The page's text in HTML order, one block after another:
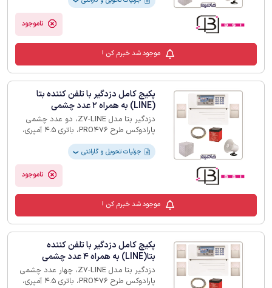
ناموجود
موجود شد خبرم کن !
پکیج کامل دزدگیر با تلفن کننده بتا
(LINE) به همراه 2 عدد چشمی
دزدگیر بتا مدل Z7-LINE، دو عدد چشمی
پارادوکس طرح PRO476، باتری 4.5 آمپری،
جزئیات تحویل و گارانتی ❯
ناموجود
موجود شد خبرم کن !
پکیچ کامل دزدگیر با تلفن کننده
بتا(LINE) به همراه 4 عدد چشمی
دزدگیر بتا مدل Z7-LINE، چهار عدد چشمی
پارادوکس طرح PRO476، باتری 4.5 آمپری،